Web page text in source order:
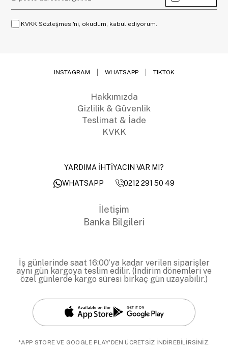
KVKK Sözleşmesi'ni, okudum, kabul ediyorum.
INSTAGRAM WHATSAPP TIKTOK
Hakkımızda
Gizlilik & Güvenlik
Teslimat & İade
KVKK
YARDIMA İHTİYACIN VAR MI?
WHATSAPP
0212 291 50 49
İletişim
Banka Bilgileri
İş günlerinde saat 16:00’ya kadar verilen siparişler
aynı gün kargoya teslim edilir. (İndirim dönemleri ve
özel günlerde kargo süresi birkaç gün uzayabilir.)
*APP STORE VE GOOGLE PLAY'DEN ÜCRETSİZ İNDİREBİLİRSİNİZ.